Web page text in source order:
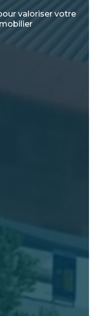
valoriser votre